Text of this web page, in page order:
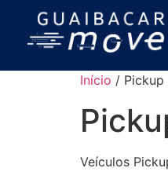
Início / Pickup
Veículos